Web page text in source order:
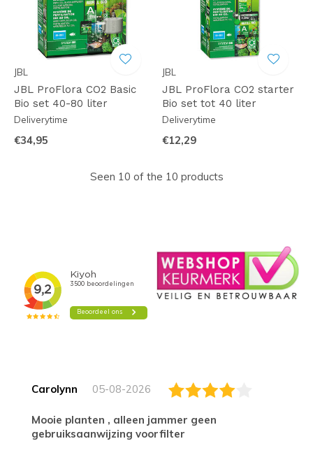
JBL
JBL ProFlora CO2 Basic
Bio set 40-80 liter
Deliverytime
€34,95
JBL
JBL ProFlora CO2 starter
Bio set tot 40 liter
Deliverytime
€12,29
Seen 10 of the 10 products
Carolynn 05-08-2026
Mooie planten , alleen jammer geen
gebruiksaanwijzing voorfilter